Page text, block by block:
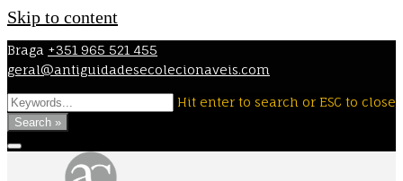
Skip to content
Braga +351 965 521 455
geral@antiguidadesecolecionaveis.com
Hit enter to search or ESC to close
Search »